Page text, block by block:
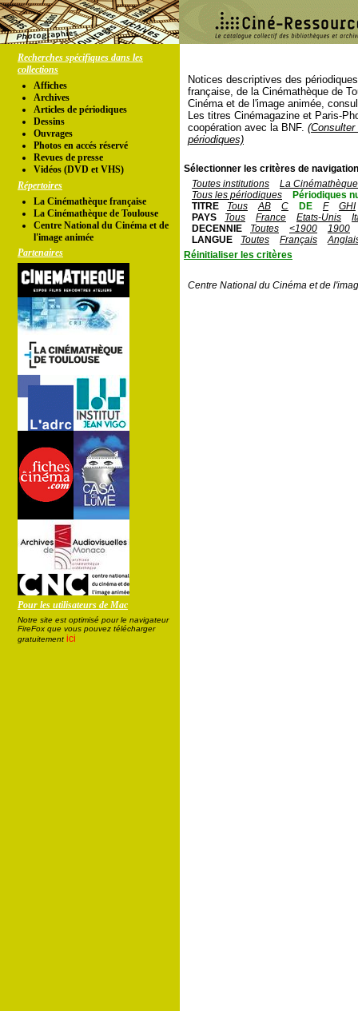
Recherches spécifiques dans les
collections
Affiches
Archives
Articles de périodiques
Dessins
Ouvrages
Photos en accés réservé
Revues de presse
Vidéos (DVD et VHS)
Répertoires
La Cinémathèque française
La Cinémathèque de Toulouse
Centre National du Cinéma et de
l'image animée
Partenaires
Pour les utilisateurs de Mac
Notre site est optimisé pour le navigateur
FireFox que vous pouvez télécharger
gratuitement ici
Notices descriptives des
française, de la Cinémathèque de
Cinéma et de l'image animée,
Les titres Cinémagazine et Paris-
coopération avec la BNF.
périodiques)
Sélectionner les critères de
Toutes institutions
La
Tous les périodiques
Périodiques
TITRE
Tous AB C DE F
GHI
PAYS
Tous France Etats-Unis
DECENNIE
Toutes <1900
1900
LANGUE
Toutes Français
Réinitialiser les critères
Centre National du Cinéma et de